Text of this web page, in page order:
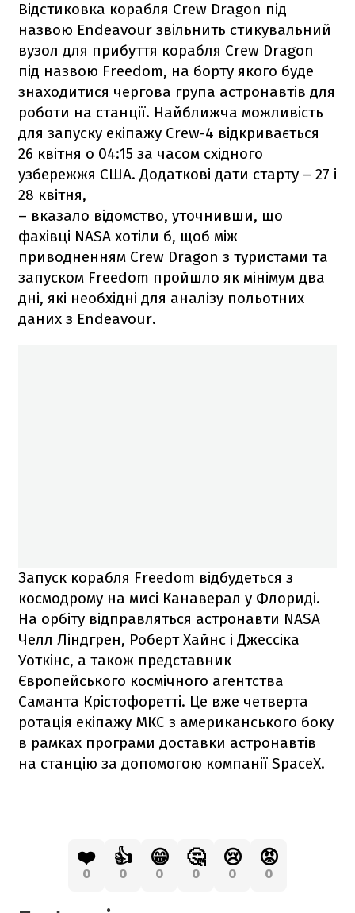
Відстиковка корабля Crew Dragon під
назвою Endeavour звільнить стикувальний
вузол для прибуття корабля Crew Dragon
під назвою Freedom, на борту якого буде
знаходитися чергова група астронавтів для
роботи на станції. Найближча можливість
для запуску екіпажу Crew-4 відкривається
26 квітня о 04:15 за часом східного
узбережжя США. Додаткові дати старту – 27 і
28 квітня,
– вказало відомство, уточнивши, що
фахівці NASA хотіли б, щоб між
приводненням Crew Dragon з туристами та
запуском Freedom пройшло як мінімум два
дні, які необхідні для аналізу польотних
даних з Endeavour.
Запуск корабля Freedom відбудеться з
космодрому на мисі Канаверал у Флориді.
На орбіту відправляться астронавти NASA
Челл Ліндгрен, Роберт Хайнс і Джессіка
Уоткінс, а також представник
Європейського космічного агентства
Саманта Крістофоретті. Це вже четверта
ротація екіпажу МКС з американського боку
в рамках програми доставки астронавтів
на станцію за допомогою компанії SpaceX.
❤️
0
👍
0
😁
0
🤔
0
😢
0
😡
0